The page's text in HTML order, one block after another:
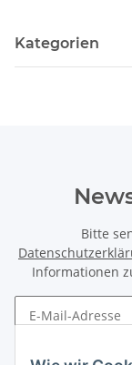
Kategorien
Bitte
Informationen